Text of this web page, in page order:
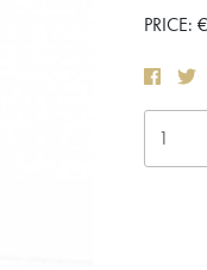
PRICE: €
Vaas